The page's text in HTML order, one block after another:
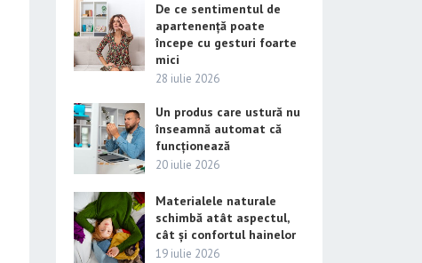
De ce sentimentul de
apartenență poate
începe cu gesturi foarte
mici
28 iulie 2026
Un produs care ustură nu
înseamnă automat că
funcționează
20 iulie 2026
Materialele naturale
schimbă atât aspectul,
cât și confortul hainelor
19 iulie 2026